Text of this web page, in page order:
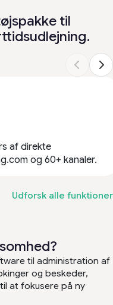
til
af direkte
og 60+ kanaler.
Udforsk alle funktioner
til administration af
og beskeder,
at fokusere på ny